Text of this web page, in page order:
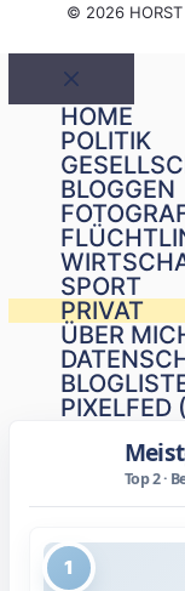
© 2026 HORST
Schließen
HOME
POLITIK
BLOGGEN
SPORT
PRIVAT
ÜBER
PIXELFED
Top 2 ·
1